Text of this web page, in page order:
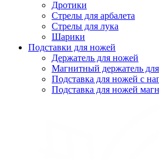
Дротики
Стрелы для арбалета
Стрелы для лука
Шарики
Подставки для ножей
Держатель для ножей
Магнитный держатель
Подставка для ножей с
Подставка для ножей